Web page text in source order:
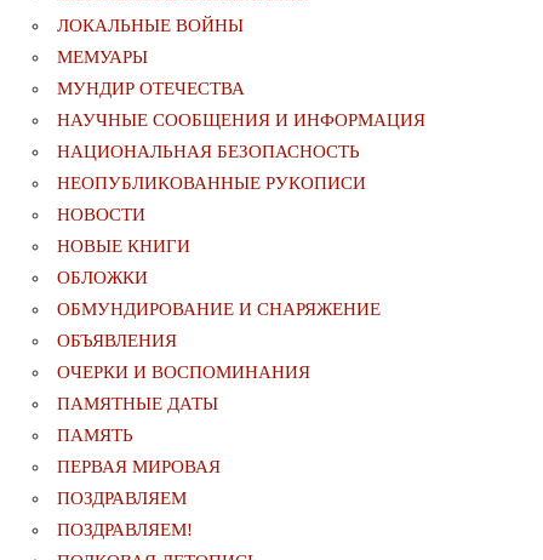
ЛОКАЛЬНЫЕ ВОЙНЫ
МЕМУАРЫ
МУНДИР ОТЕЧЕСТВА
НАУЧНЫЕ СООБЩЕНИЯ И ИНФОРМАЦИЯ
НАЦИОНАЛЬНАЯ БЕЗОПАСНОСТЬ
НЕОПУБЛИКОВАННЫЕ РУКОПИСИ
НОВОСТИ
НОВЫЕ КНИГИ
ОБЛОЖКИ
ОБМУНДИРОВАНИЕ И СНАРЯЖЕНИЕ
ОБЪЯВЛЕНИЯ
ОЧЕРКИ И ВОСПОМИНАНИЯ
ПАМЯТНЫЕ ДАТЫ
ПАМЯТЬ
ПЕРВАЯ МИРОВАЯ
ПОЗДРАВЛЯЕМ
ПОЗДРАВЛЯЕМ!